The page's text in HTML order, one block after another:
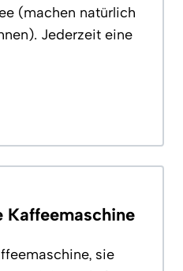
(machen natürlich
Jederzeit eine
Kaffeemaschine
sie